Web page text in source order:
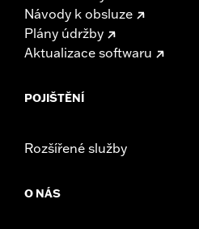
Návody k obsluze
Plány údržby
Aktualizace softwaru
POJIŠTĚNÍ
Rozšířené služby
O NÁS